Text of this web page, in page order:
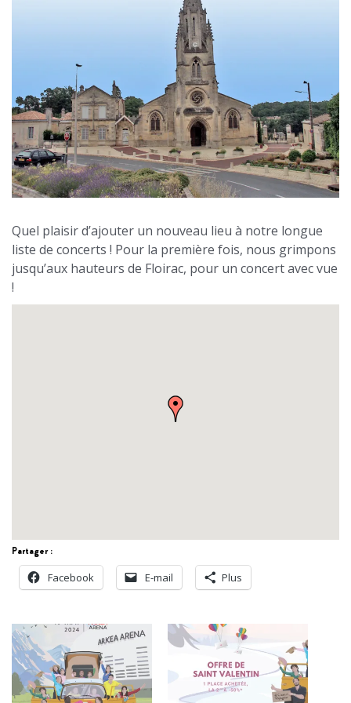
Quel plaisir d’ajouter un nouveau lieu à notre longue
liste de concerts ! Pour la première fois, nous grimpons
jusqu’aux hauteurs de Floirac, pour un concert avec vue
!
Partager :
Facebook
E-mail Plus